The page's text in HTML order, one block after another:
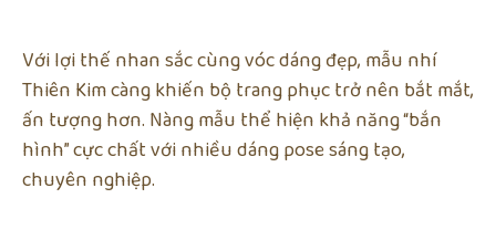
Với lợi thế nhan sắc cùng vóc dáng đẹp, mẫu nhí
Thiên Kim càng khiến bộ trang phục trở nên bắt mắt,
ấn tượng hơn. Nàng mẫu thể hiện khả năng “bắn
hình” cực chất với nhiều dáng pose sáng tạo,
chuyên nghiệp.